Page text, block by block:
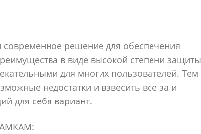
современное решение для обеспечения
в виде высокой степени защиты
для многих пользователей. Тем
недостатки и взвесить все за и
для себя вариант.